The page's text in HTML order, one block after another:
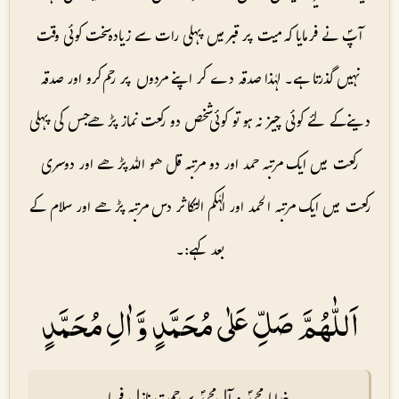
آپؐ نے فرمایا کہ میت پر قبر میں پہلی رات سے زیادہ سخت کوئی وقت
نہیں گذرتا ہے۔ لہٰذا صدقہ دے کر اپنے مردوں پر رحم کرو اور صدقہ
دینےکے لئے کوئی چیز نہ ہو تو کوئی شخص دو رکعت نماز پڑھےجس کی پہلی
رکعت میں ایک مرتبہ حمد اور دو مرتبہ قل ھو اللہ پڑھے اور دوسری
رکعت میں ایک مرتبہ الحمد اور الہٰکم التکاثر دس مرتبہ پڑھے اور سلام کے
بعد کہے:۔
اَللّٰهُمَّ صَلِّ عَلٰى مُحَمَّدٍ وَّ اٰلِ مُحَمَّدٍ